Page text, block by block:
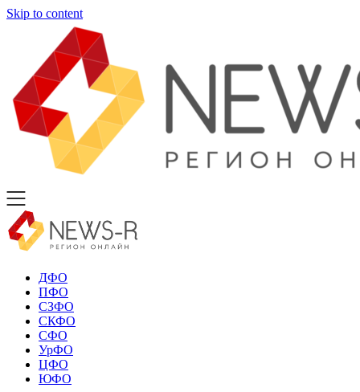
Skip to content
ДФО
ПФО
СЗФО
СКФО
СФО
УрФО
ЦФО
ЮФО